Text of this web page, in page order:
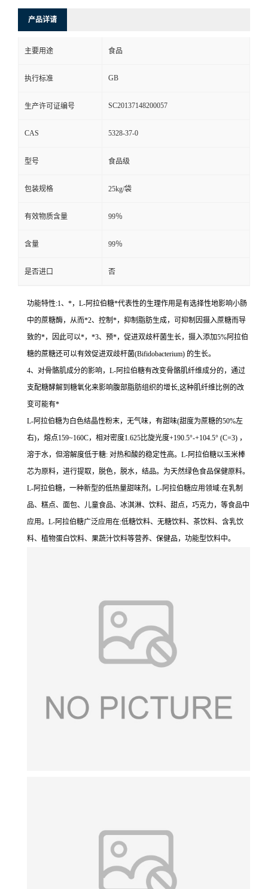
产品详请
主要用途 食品
执行标准 GB
生产许可证编号 SC20137148200057
CAS 5328-37-0
型号 食品级
包装规格 25kg/袋
有效物质含量 99％
含量 99％
是否进口 否
功能特性:1、*，L-阿拉伯糖*代表性的生理作用是有选择性地影响小肠
中的蔗糖酶，从而*2、控制*，抑制脂肪生成，可抑制因摄入蔗糖而导
致的*，因此可以*，*3、预*，促进双歧杆菌生长，摄入添加5%阿拉伯
糖的蔗糖还可以有效促进双歧杆菌(Bifidobacterium) 的生长。
4、对骨骼肌成分的影响，L-阿拉伯糖有改变骨骼肌纤维成分的，通过
支配糖酵解到糖氧化来影响腹部脂肪组织的增长,这种肌纤维比例的改
变可能有*
L-阿拉伯糖为白色结晶性粉末，无气味，有甜味(甜度为蔗糖的50%左
右)，熔点159~160C，相对密度1.625比旋光度+190.5°-+104.5° (C=3) ，
溶于水，但溶解度低于糖: 对热和酸的稳定性高。L-阿拉伯糖以玉米棒
芯为原料，进行提取，脱色，脱水，结品。为天然绿色食品保健原料。
L-阿拉伯糖，一种新型的低热量甜味剂。L-阿拉伯糖应用领域:在乳制
品、糕点、面包、儿童食品、冰淇淋、饮料、甜点，巧克力，等食品中
应用。L-阿拉伯糖广泛应用在:低糖饮料、无糖饮料、茶饮料、含乳饮
料、植物蛋白饮料、果蔬汁饮料等营养、保健品，功能型饮料中。